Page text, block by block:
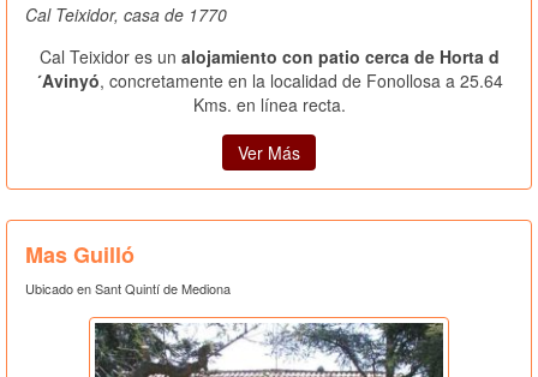
Cal Teixidor, casa de 1770
Cal Teixidor es un alojamiento con patio cerca de Horta d
´Avinyó, concretamente en la localidad de Fonollosa a 25.64
Kms. en línea recta.
Ver Más
Mas Guilló
Ubicado en Sant Quintí de Mediona